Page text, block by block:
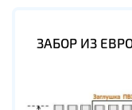
ЗАБОР ИЗ